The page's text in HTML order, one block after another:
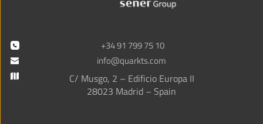
+34 91 799 75 10
info@quarkts.com
C/ Musgo, 2 – Edificio Europa II
28023 Madrid – Spain